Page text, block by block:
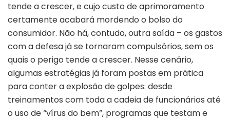
tende a crescer, e cujo custo de aprimoramento
certamente acabará mordendo o bolso do
consumidor. Não há, contudo, outra saída – os gastos
com a defesa já se tornaram compulsórios, sem os
quais o perigo tende a crescer. Nesse cenário,
algumas estratégias já foram postas em prática
para conter a explosão de golpes: desde
treinamentos com toda a cadeia de funcionários até
o uso de “vírus do bem”, programas que testam e